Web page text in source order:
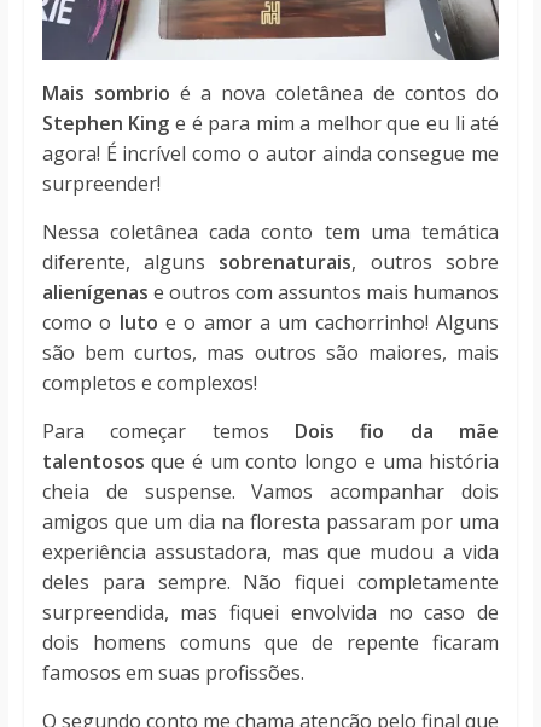
Mais sombrio é a nova coletânea de contos do
Stephen King e é para mim a melhor que eu li até
agora! É incrível como o autor ainda consegue me
surpreender!
Nessa coletânea cada conto tem uma temática
diferente, alguns sobrenaturais, outros sobre
alienígenas e outros com assuntos mais humanos
como o luto e o amor a um cachorrinho! Alguns
são bem curtos, mas outros são maiores, mais
completos e complexos!
Para começar temos Dois fio da mãe
talentosos que é um conto longo e uma história
cheia de suspense. Vamos acompanhar dois
amigos que um dia na floresta passaram por uma
experiência assustadora, mas que mudou a vida
deles para sempre. Não fiquei completamente
surpreendida, mas fiquei envolvida no caso de
dois homens comuns que de repente ficaram
famosos em suas profissões.
O segundo conto me chama atenção pelo final que